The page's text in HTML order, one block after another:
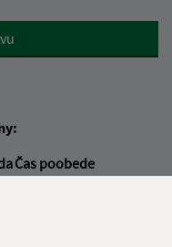
Čas poobede
deň